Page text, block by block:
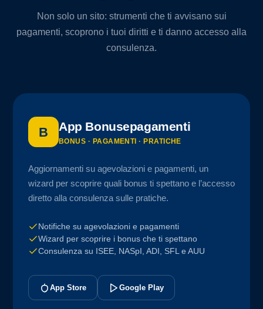
Non solo un sito: strumenti che ti avvisano sui
pagamenti, scoprono i tuoi diritti e ti danno accesso alla
consulenza.
B App Bonusepagamenti
BONUS · PAGAMENTI · PRATICHE
Aggiornamenti su agevolazioni e pagamenti, un
wizard per scoprire quali bonus ti spettano e l’accesso
diretto alla consulenza sulle pratiche.
Notifiche su agevolazioni e pagamenti
Wizard per scoprire i bonus che ti spettano
Consulenza su ISEE, NASpI, ADI, SFL e AUU
App Store Google Play